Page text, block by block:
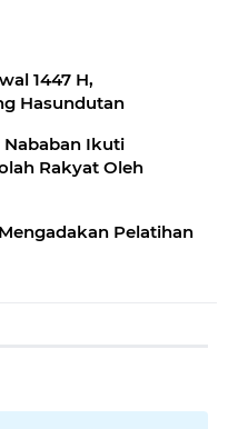
1447 H,
Hasundutan
Nababan Ikuti
Rakyat Oleh
Pelatihan